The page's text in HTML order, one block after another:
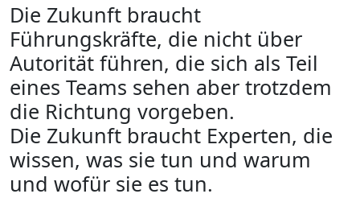
Die Zukunft braucht
Führungskräfte, die nicht über
Autorität führen, die sich als Teil
eines Teams sehen aber trotzdem
die Richtung vorgeben.
Die Zukunft braucht Experten, die
wissen, was sie tun und warum
und wofür sie es tun.